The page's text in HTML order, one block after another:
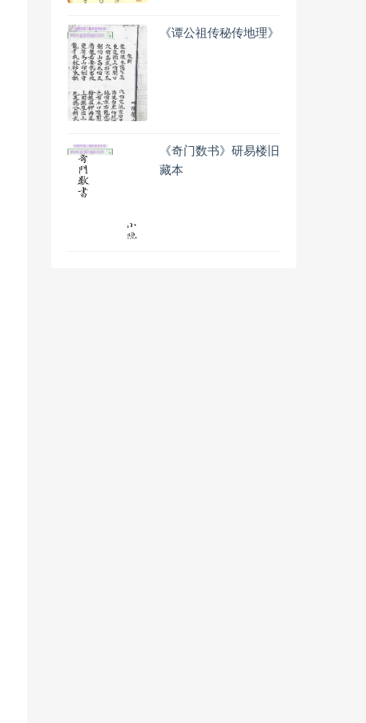
《谭公祖传秘传地理》
《奇门数书》研易楼旧
藏本